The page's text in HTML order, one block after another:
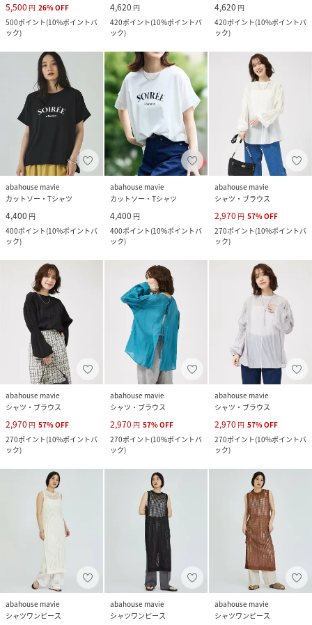
5,500 円 26%OFF
500ポイント(10%ポイントバ
ック)
4,620 円
420ポイント(10%ポイントバ
ック)
4,620 円
420ポイント(10%ポイントバ
ック)
abahouse mavie
カットソー・Tシャツ
4,400 円
400ポイント(10%ポイントバ
ック)
abahouse mavie
カットソー・Tシャツ
4,400 円
400ポイント(10%ポイントバ
ック)
abahouse mavie
シャツ・ブラウス
2,970 円 57%OFF
270ポイント(10%ポイントバ
ック)
abahouse mavie
シャツ・ブラウス
2,970 円 57%OFF
270ポイント(10%ポイントバ
ック)
abahouse mavie
シャツ・ブラウス
2,970 円 57%OFF
270ポイント(10%ポイントバ
ック)
abahouse mavie
シャツ・ブラウス
2,970 円 57%OFF
270ポイント(10%ポイントバ
ック)
abahouse mavie
シャツワンピース
abahouse mavie
シャツワンピース
abahouse mavie
シャツワンピース